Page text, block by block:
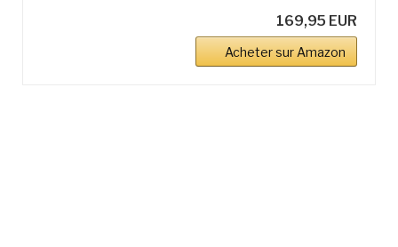
169,95 EUR
Acheter sur Amazon